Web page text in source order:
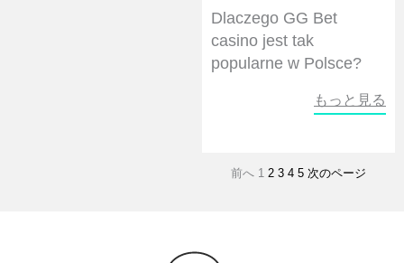
Dlaczego GG Bet
casino jest tak
popularne w Polsce?
もっと見る
前へ 1 2 3 4 5 次のページ